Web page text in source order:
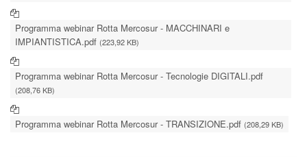
Programma webinar Rotta Mercosur - MACCHINARI e
IMPIANTISTICA.pdf (223,92 KB)
Programma webinar Rotta Mercosur - Tecnologie DIGITALI.pdf
(208,76 KB)
Programma webinar Rotta Mercosur - TRANSIZIONE.pdf (208,29 KB)